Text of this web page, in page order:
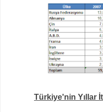
Türkiye'nin Yıllar